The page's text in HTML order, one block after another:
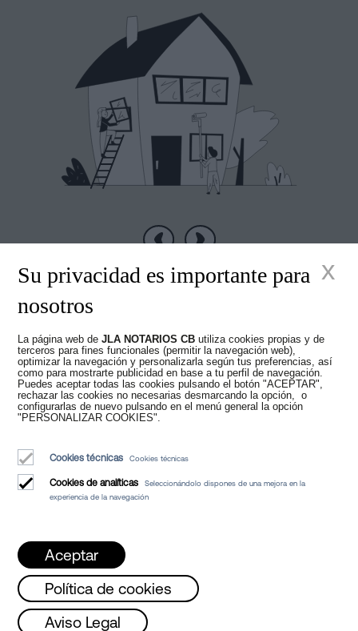
Nuevos tiempos en
el Notariado
Luis Alberto Álvarez Moreno
Notarios de Barcelona y Notarios online para toda España
Servicios
Lunes, Miércoles y Viernes de 08 a
Su privacidad es importante para
nosotros
La página web de JLA NOTARIOS CB utiliza cookies propias y de
terceros para fines funcionales (permitir la navegación web),
optimizar la navegación y personalizarla según tus preferencias, así
como para mostrarte publicidad en base a tu perfil de navegación.
Puedes aceptar todas las cookies pulsando el botón "ACEPTAR",
rechazar las cookies no necesarias desmarcando la opción, o
configurarlas de nuevo pulsando en el menú general la opción
"PERSONALIZAR COOKIES".
Cookies técnicas Cookies técnicas
Cookies de analíticas
Seleccionándolo dispones de una mejora en la
experiencia de la navegación
Aceptar
Política de cookies
Aviso Legal
x